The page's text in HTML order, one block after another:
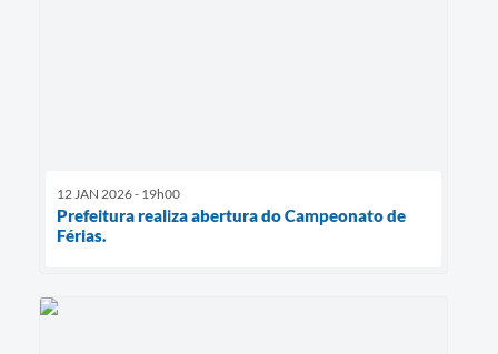
12 JAN 2026 - 19h00
Prefeitura realiza abertura do Campeonato de
Férias.